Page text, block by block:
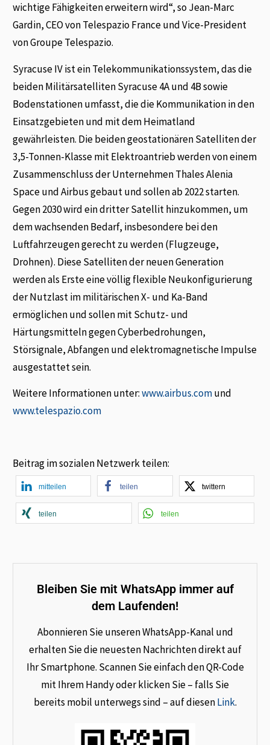
wichtige Fähigkeiten erweitern wird“, so Jean-Marc
Gardin, CEO von Telespazio France und Vice-President
von Groupe Telespazio.
Syracuse IV ist ein Telekommunikationssystem, das die
beiden Militärsatelliten Syracuse 4A und 4B sowie
Bodenstationen umfasst, die die Kommunikation in den
Einsatzgebieten und mit dem Heimatland
gewährleisten. Die beiden geostationären Satelliten der
3,5-Tonnen-Klasse mit Elektroantrieb werden von einem
Zusammenschluss der Unternehmen Thales Alenia
Space und Airbus gebaut und sollen ab 2022 starten.
Gegen 2030 wird ein dritter Satellit hinzukommen, um
dem wachsenden Bedarf, insbesondere bei den
Luftfahrzeugen gerecht zu werden (Flugzeuge,
Drohnen). Diese Satelliten der neuen Generation
werden als Erste eine völlig flexible Neukonfigurierung
der Nutzlast im militärischen X- und Ka-Band
ermöglichen und sollen mit Schutz- und
Härtungsmitteln gegen Cyberbedrohungen,
Störsignale, Abfangen und elektromagnetische Impulse
ausgestattet sein.
Weitere Informationen unter:www.airbus.comund
www.telespazio.com
Beitrag im sozialen Netzwerk teilen:
mitteilen teilen twittern
teilen teilen
Bleiben Sie mit WhatsApp immer auf
dem Laufenden!
Abonnieren Sie unseren WhatsApp-Kanal und
erhalten Sie die neuesten Nachrichten direkt auf
Ihr Smartphone. Scannen Sie einfach den QR-Code
mit Ihrem Handy oder klicken Sie – falls Sie
bereits mobil unterwegs sind – auf diesenLink.